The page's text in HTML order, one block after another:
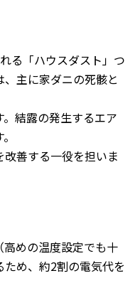
る「ハウスダスト」つ
主に家ダニの死骸と
結露の発生するエア
善する一役を担いま
めの温度設定でも十
め、約2割の電気代を